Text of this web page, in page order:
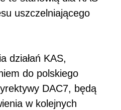
uszczelniającego
działań KAS,
do polskiego
DAC7, będą
w kolejnych